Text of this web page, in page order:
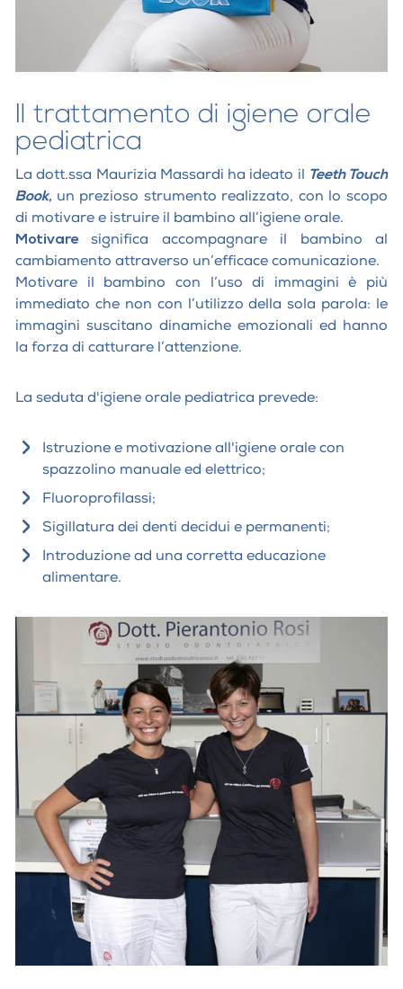
Il trattamento di igiene orale
pediatrica
La dott.ssa Maurizia Massardi ha ideato il Teeth Touch
Book, un prezioso strumento realizzato, con lo scopo
di motivare e istruire il bambino all’igiene orale.
Motivaresignifica accompagnare il bambino al
cambiamento attraverso un’efficace comunicazione.
Motivare il bambino con l’uso di immagini è più
immediato che non con l’utilizzo della sola parola: le
immagini suscitano dinamiche emozionali ed hanno
la forza di catturare l’attenzione.
La seduta d'igiene orale pediatrica prevede:
Istruzione e motivazione all'igiene orale con
spazzolino manuale ed elettrico;
Fluoroprofilassi;
Sigillatura dei denti decidui e permanenti;
Introduzione ad una corretta educazione
alimentare.